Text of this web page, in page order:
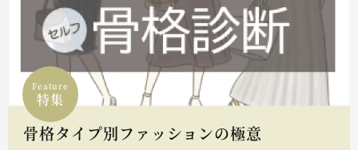
Feature
特集
骨格タイプ別ファッションの極意